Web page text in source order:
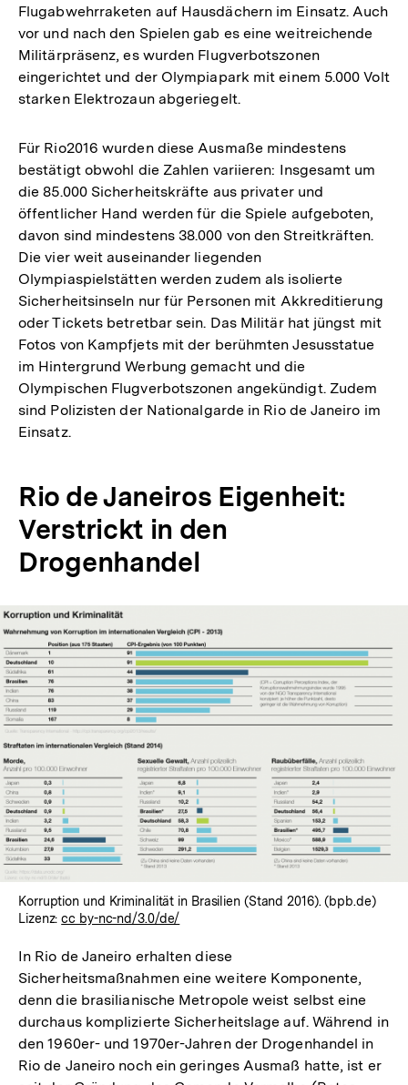
Flugabwehrraketen auf Hausdächern im Einsatz. Auch
vor und nach den Spielen gab es eine weitreichende
Militärpräsenz, es wurden Flugverbotszonen
eingerichtet und der Olympiapark mit einem 5.000 Volt
starken Elektrozaun abgeriegelt.
Für Rio2016 wurden diese Ausmaße mindestens
bestätigt obwohl die Zahlen variieren: Insgesamt um
die 85.000 Sicherheitskräfte aus privater und
öffentlicher Hand werden für die Spiele aufgeboten,
davon sind mindestens 38.000 von den Streitkräften.
Die vier weit auseinander liegenden
Olympiaspielstätten werden zudem als isolierte
Sicherheitsinseln nur für Personen mit Akkreditierung
oder Tickets betretbar sein. Das Militär hat jüngst mit
Fotos von Kampfjets mit der berühmten Jesusstatue
im Hintergrund Werbung gemacht und die
Olympischen Flugverbotszonen angekündigt. Zudem
sind Polizisten der Nationalgarde in Rio de Janeiro im
Einsatz.
Rio de Janeiros Eigenheit:
Verstrickt in den
Drogenhandel
Lightbox
öffnen
Korruption und Kriminalität in Brasilien (Stand 2016). (bpb.de)
Lizenz:cc by-nc-nd/3.0/de/
In Rio de Janeiro erhalten diese
Sicherheitsmaßnahmen eine weitere Komponente,
denn die brasilianische Metropole weist selbst eine
durchaus komplizierte Sicherheitslage auf. Während in
den 1960er- und 1970er-Jahren der Drogenhandel in
Rio de Janeiro noch ein geringes Ausmaß hatte, ist er